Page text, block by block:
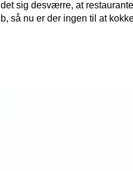
sig desværre, at
så nu er der ingen til at